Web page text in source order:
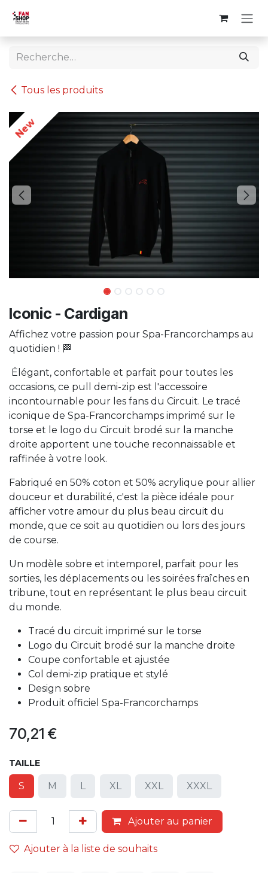
Tous les produits
New
Iconic - Cardigan
Affichez votre passion pour Spa-Francorchamps au
quotidien ! 🏁
Élégant, confortable et parfait pour toutes les
occasions, ce pull demi-zip est l'accessoire
incontournable pour les fans du Circuit. Le tracé
iconique de Spa-Francorchamps imprimé sur le
torse et le logo du Circuit brodé sur la manche
droite apportent une touche reconnaissable et
raffinée à votre look.
Fabriqué en 50% coton et 50% acrylique pour allier
douceur et durabilité, c'est la pièce idéale pour
afficher votre amour du plus beau circuit du
monde, que ce soit au quotidien ou lors des jours
de course.
Un modèle sobre et intemporel, parfait pour les
sorties, les déplacements ou les soirées fraîches en
tribune, tout en représentant le plus beau circuit
du monde.
Tracé du circuit imprimé sur le torse
Logo du Circuit brodé sur la manche droite
Coupe confortable et ajustée
Col demi-zip pratique et stylé
Design sobre
Produit officiel Spa-Francorchamps
70,21 €
TAILLE
S M L XL XXL XXXL
Ajouter au panier
Ajouter à la liste de souhaits